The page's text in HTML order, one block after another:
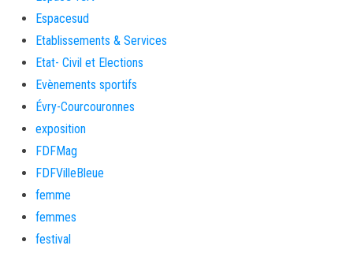
Espacesud
Etablissements & Services
Etat- Civil et Elections
Evènements sportifs
Évry-Courcouronnes
exposition
FDFMag
FDFVilleBleue
femme
femmes
festival